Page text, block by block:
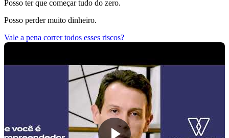
Posso ter que começar tudo do zero.
Posso perder muito dinheiro.
Vale a pena correr todos esses riscos?